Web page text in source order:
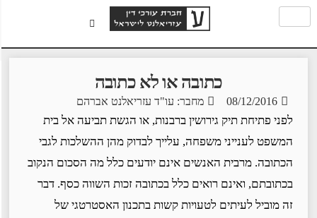
כתובה או לא כתובה
08/12/2016 מחבר: עו"ד עזריאלנט אברהם
לפני פתיחת תיק גירושין ברבנות, או הגשת תביעה אל בית
המשפט לענייני משפחה, עלייך לבדוק מהן ההשלכות לגבי
הכתובה. מרבית האנשים אינם יודעים כלל מה הסכום הנקוב
בכתובתם, ואינם רואים כלל בכתובה זכות השווה כסף. דבר
זה מוביל לעיתים לטעויות קשות בתכנון האסטרטגי של